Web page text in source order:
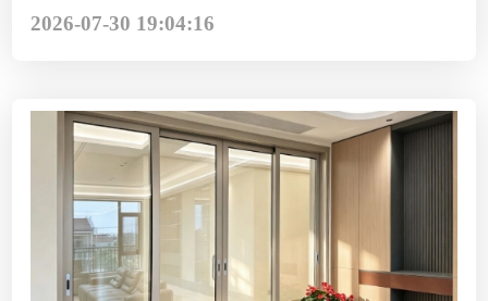
严重，新手装修业主很难分清好坏，只靠价格判断，最后大
2026-07-30 19:04:16